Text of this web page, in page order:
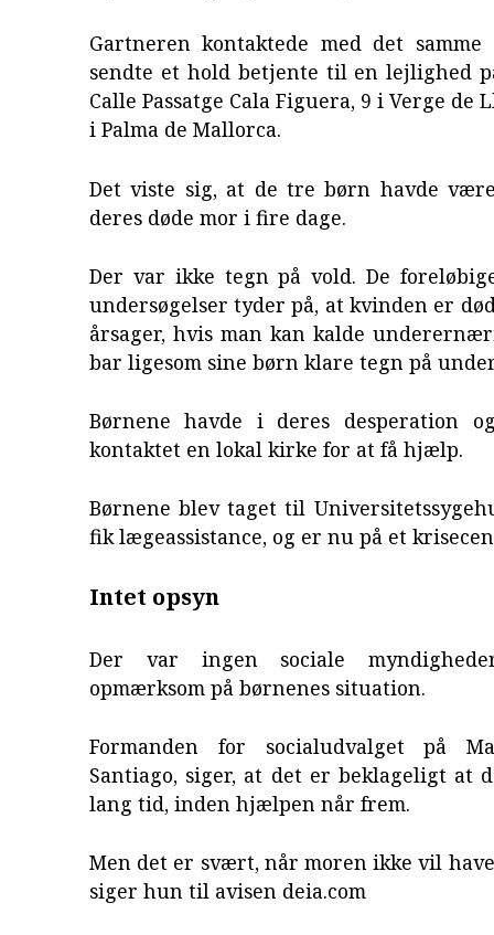
Gartneren kontaktede med det
sendte et hold betjente til en lejlighed
Calle Passatge Cala Figuera, 9 i Verge
i Palma de Mallorca.
Det viste sig, at de tre børn havde
deres døde mor i fire dage.
Der var ikke tegn på vold. De
undersøgelser tyder på, at kvinden er
årsager, hvis man kan kalde
bar ligesom sine børn klare tegn på
Børnene havde i deres desperation
kontaktet en lokal kirke for at få hjælp.
Børnene blev taget til
fik lægeassistance, og er nu på et
Intet opsyn
Der var ingen sociale
opmærksom på børnenes situation.
Formanden for socialudvalget på
Santiago, siger, at det er beklageligt at
lang tid, inden hjælpen når frem.
Men det er svært, når moren ikke vil
siger hun til avisen deia.com